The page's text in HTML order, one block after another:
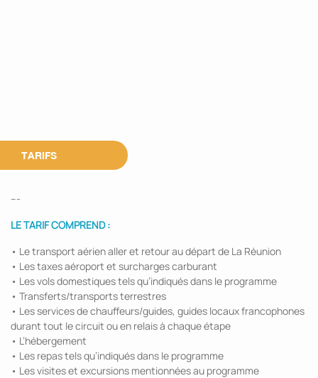
TARIFS
---
LE TARIF COMPREND :
• Le transport aérien aller et retour au départ de La Réunion
• Les taxes aéroport et surcharges carburant
• Les vols domestiques tels qu’indiqués dans le programme
• Transferts/transports terrestres
• Les services de chauffeurs/guides, guides locaux francophones
durant tout le circuit ou en relais à chaque étape
• L’hébergement
• Les repas tels qu’indiqués dans le programme
• Les visites et excursions mentionnées au programme